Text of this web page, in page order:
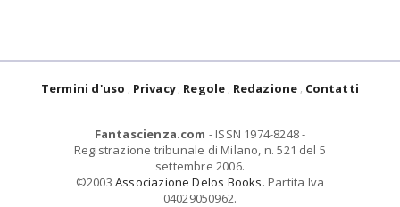
Termini d'uso Privacy Regole Redazione Contatti
Fantascienza.com - ISSN 1974-8248 -
Registrazione tribunale di Milano, n. 521 del 5
settembre 2006.
©2003 Associazione Delos Books. Partita Iva
04029050962.